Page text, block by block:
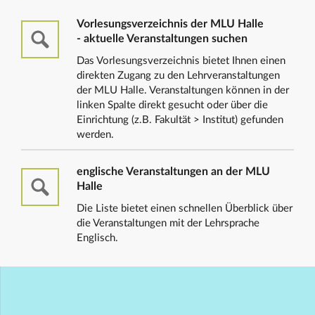
Vorlesungsverzeichnis der MLU Halle
- aktuelle Veranstaltungen suchen
Das Vorlesungsverzeichnis bietet Ihnen einen
direkten Zugang zu den Lehrveranstaltungen
der MLU Halle. Veranstaltungen können in der
linken Spalte direkt gesucht oder über die
Einrichtung (z.B. Fakultät > Institut) gefunden
werden.
englische Veranstaltungen an der MLU
Halle
Die Liste bietet einen schnellen Überblick über
die Veranstaltungen mit der Lehrsprache
Englisch.